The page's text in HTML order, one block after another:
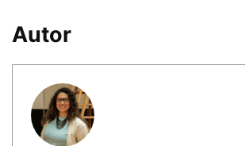
Autor